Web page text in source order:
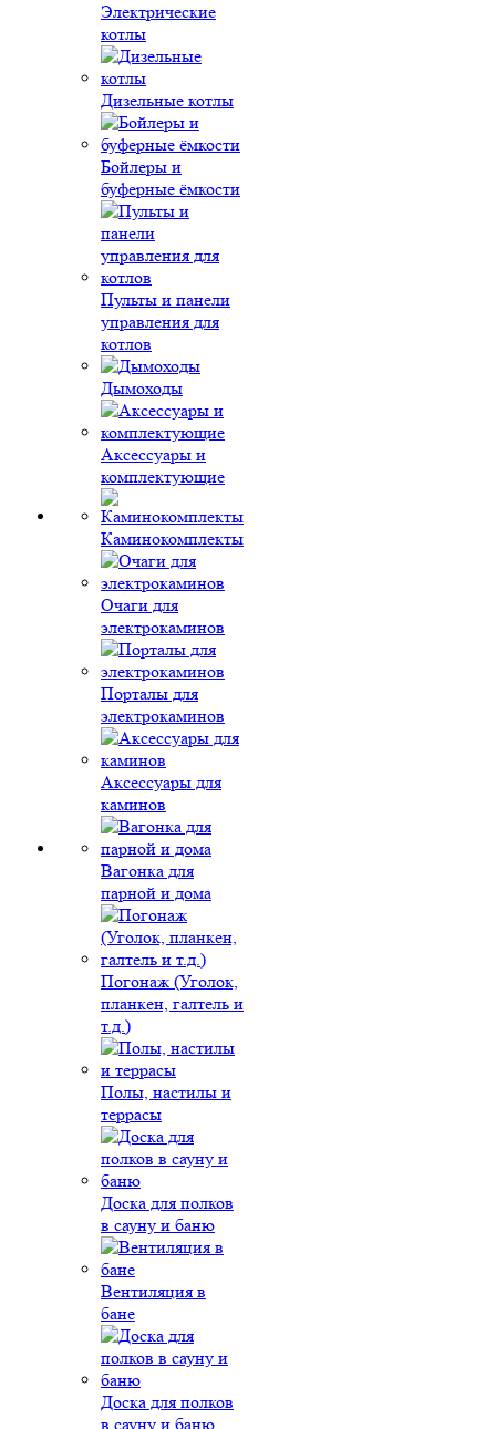
Электрические
котлы
Дизельные котлы
Бойлеры и
буферные ёмкости
Пульты и панели
управления для
котлов
Дымоходы
Аксессуары и
комплектующие
Каминокомплекты
Очаги для
электрокаминов
Порталы для
электрокаминов
Аксессуары для
каминов
Вагонка для
парной и дома
Погонаж (Уголок,
планкен, галтель и
т.д.)
Полы, настилы и
террасы
Доска для полков
в сауну и баню
Вентиляция в
бане
Доска для полков
в сауну и баню